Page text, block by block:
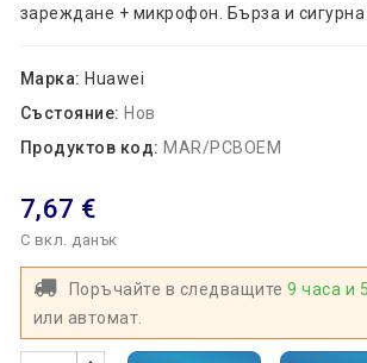
зареждане + микрофон. Бърза и сигурна
Марка: Huawei
Състояние: Нов
Продуктов код: MAR/PCBOEM
7,67 €
С вкл. данък
Поръчайте в следващите 9 часа и
или автомат.